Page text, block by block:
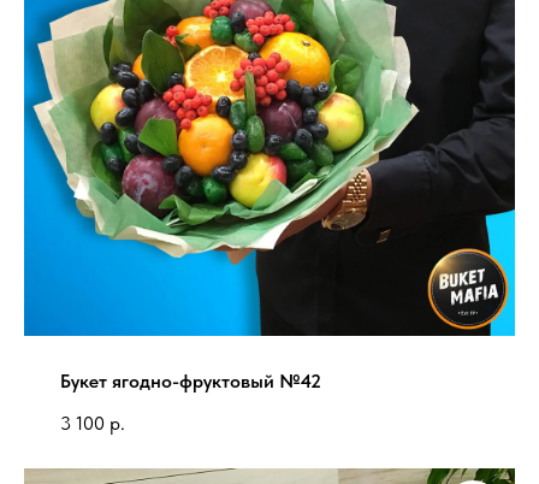
Букет ягодно-фруктовый №42
3 100 р.